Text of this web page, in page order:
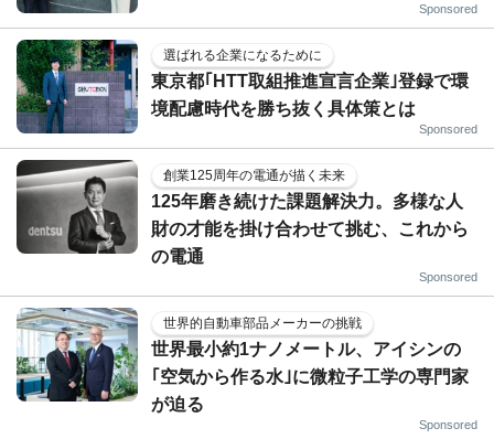
Sponsored
選ばれる企業になるために
東京都｢HTT取組推進宣言企業｣登録で環
境配慮時代を勝ち抜く具体策とは
Sponsored
創業125周年の電通が描く未来
125年磨き続けた課題解決力。多様な人
財の才能を掛け合わせて挑む、これから
の電通
Sponsored
世界的自動車部品メーカーの挑戦
世界最小約1ナノメートル、アイシンの
｢空気から作る水｣に微粒子工学の専門家
が迫る
Sponsored